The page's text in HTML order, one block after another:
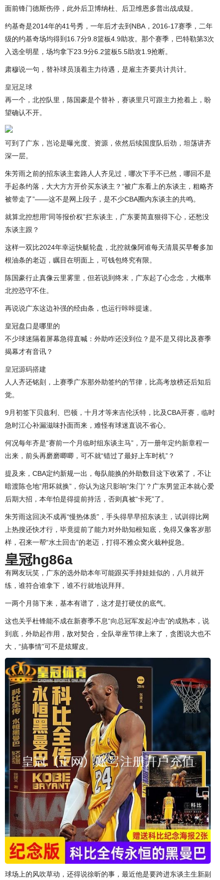
面前锋门德斯伤停，此外后卫博纳杜、后卫维恩多普出战成疑。
约基奇是2014年的41号秀，一年后才去到NBA，2016-17赛季，二年
级的约基奇场均得到16.7分9.8篮板4.9助攻。那个赛季，巴特勒第3次
入选全明星，场均拿下23.9分6.2篮板5.5助攻1.9抢断。
肃穆说一句，替补球员顶着主力待遇，是雇主齐要共计共计。
皇冠足球
再一个，北控队里，陈国豪是个替补，赛谈里只可跟主力抢着上，盼
望确认不开。
可到了广东，岂论是曝光度、资源，依然后续国度队后劲，坦荡讲齐
深一层。
朱芳雨之前的招东谈主套路人人齐见过，哪次下手不已然，哪回不是
手起条约落，大大方方开价买东谈主？“被广东看上的东谈主，粗略齐
被带走了”——这不是网上段子，是不少CBA圈内东谈主的共鸣。
就算北控想用“同等报价权”拦东谈主，广东要简直狠得下心，还愁没
东谈主跟？
这样一双比2024年幸运快艇轮盘，北控就像阿谁每天清晨买早餐多加
根油条的老迈，瞩目在明面上，可钱包终究有限。
陈国豪行止真像云里雾里，但若说到终末，广东起了心念念，大概率
北控恐守不住。
再说说广东这边补强的经由条，也运行咔咔提速。
皇冠盘口是哪里的
不少球迷隔着屏幕急得直喊：外助咋还没到位？是不是又得比及赛季
揭幕才有音讯？
皇冠源码搭建
人人齐还铭刻，上赛季广东那外助签约的节律，比高考放榜还后知后
觉。
9月初签下贝兹利、巴顿，十月才等来吉伦沃特，比及CBA开赛，临时
急时江心补漏滋味扑面而来，难怪有球迷直说不省心。
何况每年齐是“赛前一个月临时组东谈主马”，万一册年定约新章程一
出来，前头再磨磨唧唧，可不就“错过了最好上车时机”？
提及来，CBA定约新规一出，每队能换的外助数目这下收紧了，不让
暗渡陈仓地“用坏就换”，你认为这只影响“朱门”？广东男篮正本就心爱
后期大招，本年怕是得提前持活，否则真被“卡死”了。
朱芳雨这回决不成再“慢热体质”，手头得早早招东谈主，试训得比网
上热搜还快才行，毕竟提前了能力对外助知根知底，免得又像客岁那
样，召来一帮“水土回击”的老迈，打得不雅众窝火栽种捉急。
皇冠hg86a
有网友玩笑，广东的选外助本年可能跟买手持娃娃似的，八月就开
练，谁符合谁拿下，谁不行就地说拜拜。
一两个月筛下来，基本有谱了，这才是打硬仗的底气。
这也关乎杜锋能不成在新赛季不息“向总冠军发起冲击”的成熟本，说
到底，外助起作用，敌对契合，全队举座节律上来了，贪图说大也不
大，“搞事情”可不是炫耀皮。
球场上的风吹草动，还得说徐昕的事，最近他是要跨进东谈主生新副